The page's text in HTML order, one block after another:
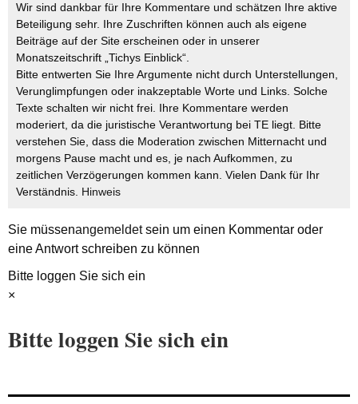
Wir sind dankbar für Ihre Kommentare und schätzen Ihre aktive
Beteiligung sehr. Ihre Zuschriften können auch als eigene
Beiträge auf der Site erscheinen oder in unserer
Monatszeitschrift „Tichys Einblick“.
Bitte entwerten Sie Ihre Argumente nicht durch Unterstellungen,
Verunglimpfungen oder inakzeptable Worte und Links. Solche
Texte schalten wir nicht frei. Ihre Kommentare werden
moderiert, da die juristische Verantwortung bei TE liegt. Bitte
verstehen Sie, dass die Moderation zwischen Mitternacht und
morgens Pause macht und es, je nach Aufkommen, zu
zeitlichen Verzögerungen kommen kann. Vielen Dank für Ihr
Verständnis. Hinweis
Sie müssenangemeldetsein um einen Kommentar oder
eine Antwort schreiben zu können
Bitte loggen Sie sich ein
×
Bitte loggen Sie sich ein